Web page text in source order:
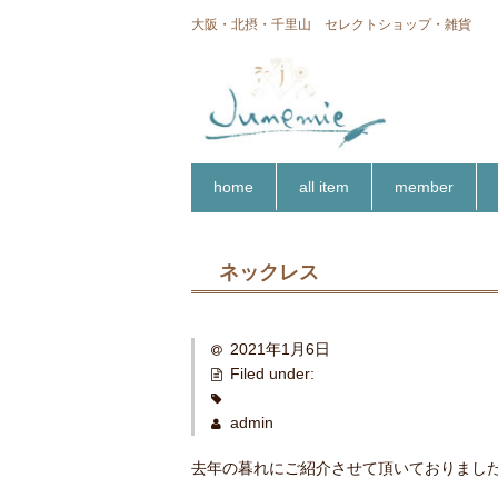
大阪・北摂・千里山 セレクトショップ・雑貨
home all item member
ネックレス
2021年1月6日
Filed under:
admin
去年の暮れにご紹介させて頂いておりました